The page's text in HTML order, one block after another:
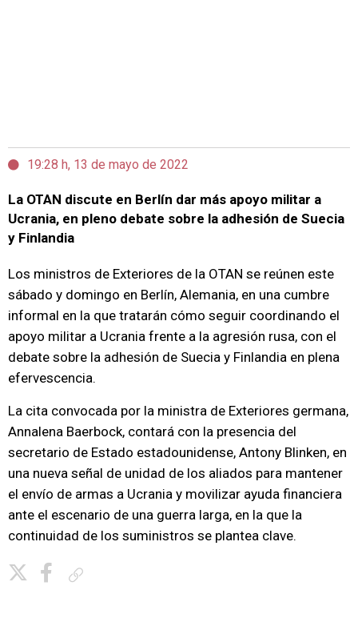
19:28 h, 13 de mayo de 2022
La OTAN discute en Berlín dar más apoyo militar a
Ucrania, en pleno debate sobre la adhesión de Suecia
y Finlandia
Los ministros de Exteriores de la OTAN se reúnen este
sábado y domingo en Berlín, Alemania, en una cumbre
informal en la que tratarán cómo seguir coordinando el
apoyo militar a Ucrania frente a la agresión rusa, con el
debate sobre la adhesión de Suecia y Finlandia en plena
efervescencia.
La cita convocada por la ministra de Exteriores germana,
Annalena Baerbock, contará con la presencia del
secretario de Estado estadounidense, Antony Blinken, en
una nueva señal de unidad de los aliados para mantener
el envío de armas a Ucrania y movilizar ayuda financiera
ante el escenario de una guerra larga, en la que la
continuidad de los suministros se plantea clave.